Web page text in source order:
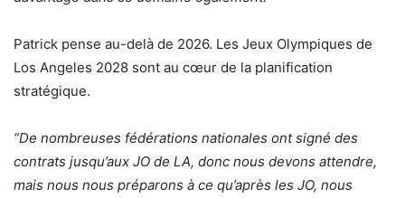
Patrick pense au-delà de 2026. Les Jeux Olympiques de
Los Angeles 2028 sont au cœur de la planification
stratégique.
“De nombreuses fédérations nationales ont signé des
contrats jusqu’aux JO de LA, donc nous devons attendre,
mais nous nous préparons à ce qu’après les JO, nous